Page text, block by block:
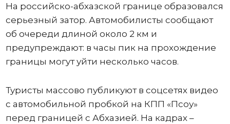
На российско-абхазской границе образовался
серьезный затор. Автомобилисты сообщают
об очереди длиной около 2 км и
предупреждают: в часы пик на прохождение
границы могут уйти несколько часов.
Туристы массово публикуют в соцсетях видео
с автомобильной пробкой на КПП «Псоу»
перед границей с Абхазией. На кадрах –